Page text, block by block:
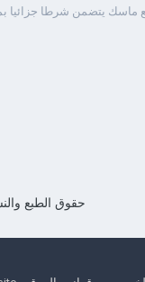
ماسك يتضمن شرطا جزائيا
حقوق الطبع